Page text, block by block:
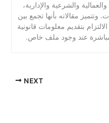
والعمالية والشرعية والإدارية،
وتتميز مقالاته بأنها تجمع بين
بتقديم معلومات قانونية
عند وجود ملف خاص.
NEXT